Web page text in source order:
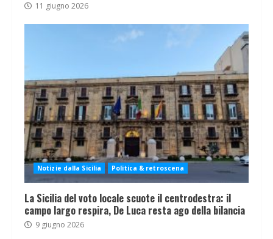
11 giugno 2026
Notizie dalla Sicilia Politica & retroscena
La Sicilia del voto locale scuote il centrodestra: il
campo largo respira, De Luca resta ago della bilancia
9 giugno 2026